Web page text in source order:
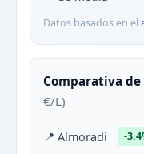
Datos basados en el
Comparativa
€/L)
📍 Almoradi -